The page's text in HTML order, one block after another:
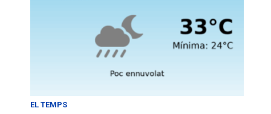
EL TEMPS